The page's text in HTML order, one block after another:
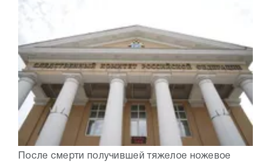
После смерти получившей тяжелое ножевое